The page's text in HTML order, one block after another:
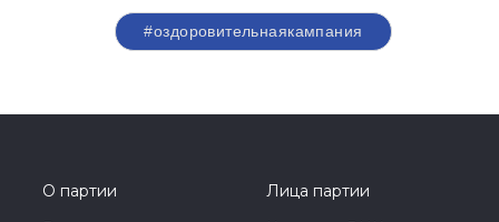
#оздоровительнаякампания
О партии
Лица партии